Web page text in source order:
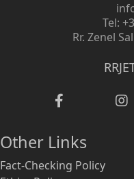
Tel:
Rr. Zenel
Other Links
Fact-Checking Policy